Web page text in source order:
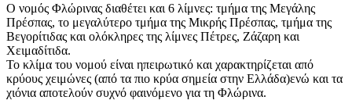
Ο νομός Φλώρινας διαθέτει και 6 λίμνες: τμήμα της Μεγάλης
Πρέσπας, το μεγαλύτερο τμήμα της Μικρής Πρέσπας, τμήμα της
Βεγορίτιδας και ολόκληρες της λίμνες Πέτρες, Ζάζαρη και
Χειμαδίτιδα.
Το κλίμα του νομού είναι ηπειρωτικό και χαρακτηρίζεται από
κρύους χειμώνες (από τα πιο κρύα σημεία στην Ελλάδα)ενώ και τα
χιόνια αποτελούν συχνό φαινόμενο για τη Φλώρινα.